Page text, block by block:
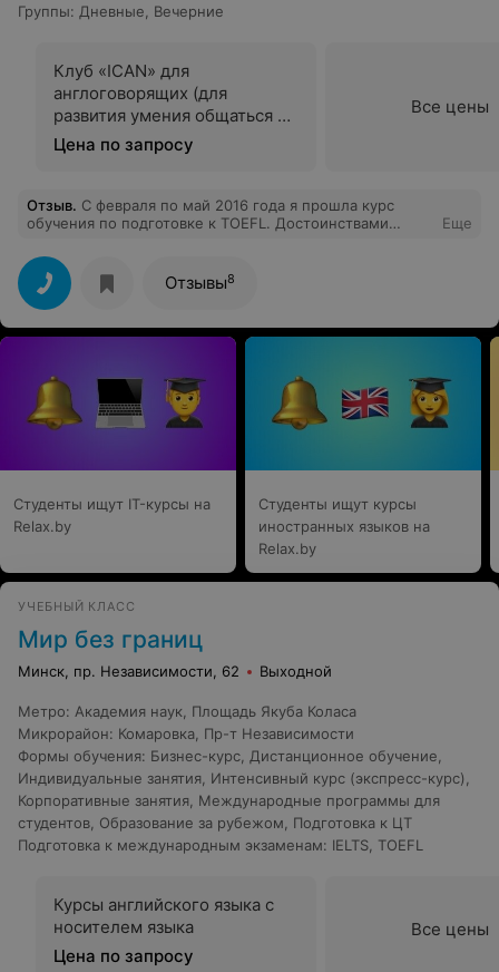
Группы: Дневные, Вечерние
Клуб «ICAN» для
англоговорящих (для
развития умения общаться на
английском языке)
Цена по запросу
Все цены
Отзыв. C февраля по май 2016 года я прошла курс
обучения по подготовке к TOEFL. Достоинствами
систематизированного материала по подготовке к
тесту,интенсивность и продолжительность занятий (3
раза в неделю по 1,5 часа), возможность заниматься
один раз в неделю в компьютерном классе, где можно
ознакомиться с типовыми заданиями итогового теста.
Также после прохождения курса было организовано
с актуальным тестовым материалом.Очень благодарна
организаторам данного курса и преподавателям за
свою хорошую подготовку, которая подтвердилась
Еще
Отзывы8
Студенты ищут IT-курсы на
Relax.by
Студенты ищут курсы
иностранных языков на
Relax.by
УЧЕБНЫЙ КЛАСС
Мир без границ
Минск, пр. Независимости, 62 Выходной
Метро: Академия наук, Площадь Якуба Коласа
Микрорайон: Комаровка, Пр-т Независимости
Формы обучения: Бизнес-курс, Дистанционное обучение,
Индивидуальные занятия, Интенсивный курс (экспресс-курс),
Корпоративные занятия, Международные программы для
студентов, Образование за рубежом, Подготовка к ЦТ
Подготовка к международным экзаменам: IELTS, TOEFL
Курсы английского языка с
носителем языка
Цена по запросу
Все цены